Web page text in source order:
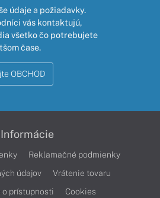
údaje a požiadavky.
vás kontaktujú,
všetko čo potrebujete
čase.
OBCHOD
Informácie
Reklamačné podmienky
údajov
Vrátenie tovaru
o prístupnosti
Cookies